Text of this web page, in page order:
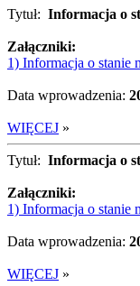
Tytuł: Informacja o
Załączniki:
1) Informacja o stanie
Data wprowadzenia:
WIĘCEJ »
Tytuł: Informacja o
Załączniki:
1) Informacja o stanie
Data wprowadzenia:
WIĘCEJ »